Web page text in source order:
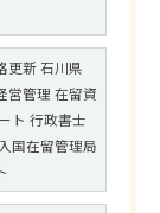
更新 石川県
営管理 在留資
ト 行政書士
国在留管理局